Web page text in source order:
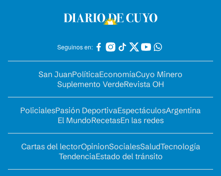
Seguinos en:
San JuanPolíticaEconomíaCuyo Minero
Suplemento VerdeRevista OH
PolicialesPasión DeportivaEspectáculosArgentina
El MundoRecetasEn las redes
Cartas del lectorOpinionSocialesSaludTecnología
TendenciaEstado del tránsito